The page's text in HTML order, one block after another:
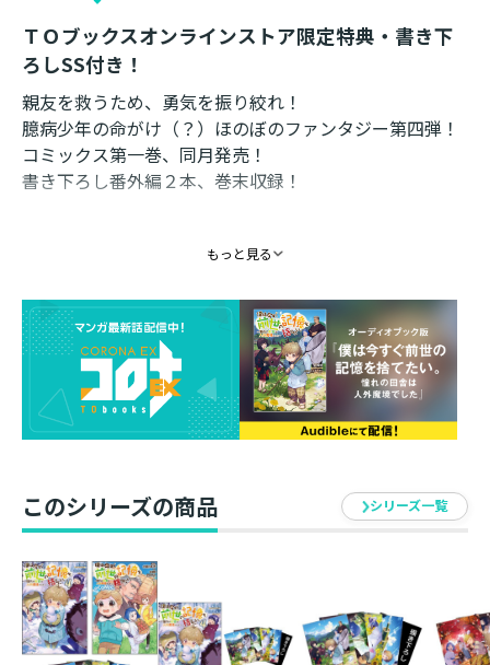
ＴＯブックスオンラインストア限定特典・書き下
ろしSS付き！
親友を救うため、勇気を振り絞れ！
臆病少年の命がけ（？）ほのぼのファンタジー第四弾！
コミックス第一巻、同月発売！
書き下ろし番外編２本、巻末収録！
田舎(魔境)に来て初めての冬が到来！ 叫んで逃げる冬
ん！
初雪による祖母(雪乃)の変化などに驚きながらも、空は
村の子たちと雪景色の中を遊び回り、摩訶不思議なお正
月にも大喜び。
だが、村の外から聞こえてきた謎の声によって、親友の
明良が突然いなくなるという騒動が発生！
い。
まさかの事態に皆が右往左往する中、“このままだとアキ
フクちゃんに乗って駆け出していく……！
親友を救うため、勇気を振り絞れ！
臆病少年の命がけ（？）ほのぼのファンタジー第四弾！
もっと見る
このシリーズの商品 シリーズ一覧